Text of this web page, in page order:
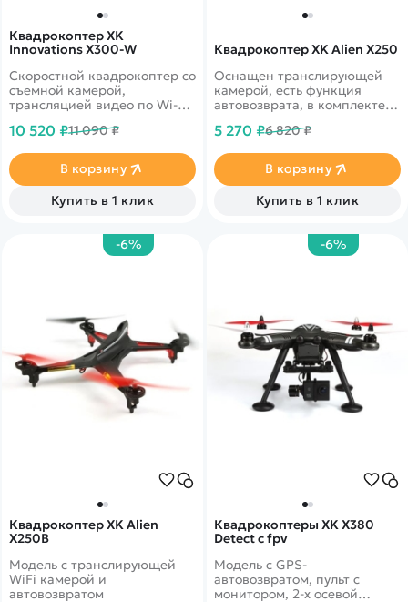
Квадрокоптер XK
Innovations X300-W
Скоростной квадрокоптер со
съемной камерой,
трансляцией видео по Wi-Fi
м.
10 520 ₽11 090 ₽
В корзину
Купить в 1 клик
Квадрокоптер XK Alien X250
Оснащен транслирующей
камерой, есть функция
автовозврата, в комплекте
встроенным монитором
5 270 ₽6 820 ₽
В корзину
Купить в 1 клик
-6%
Квадрокоптер XK Alien
X250B
Модель с транслирующей
WiFi камерой и
автовозвратом
-6%
Квадрокоптеры XK X380
Detect с fpv
Модель с GPS-
автовозвратом, пульт с
монитором, 2-х осевой